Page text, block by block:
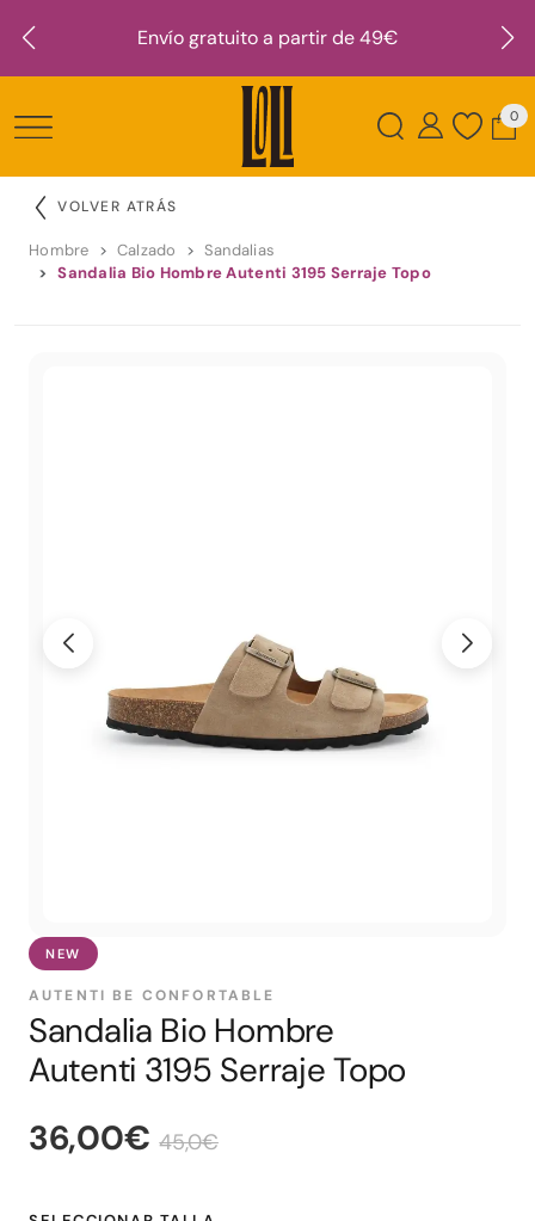
Envío gratuito a partir de 49€
0
VOLVER ATRÁS
Hombre Calzado
Sandalias
Sandalia Bio Hombre Autenti 3195 Serraje Topo
NEW
AUTENTI BE CONFORTABLE
Sandalia Bio Hombre
Autenti 3195 Serraje Topo
36,00€ 45,0€